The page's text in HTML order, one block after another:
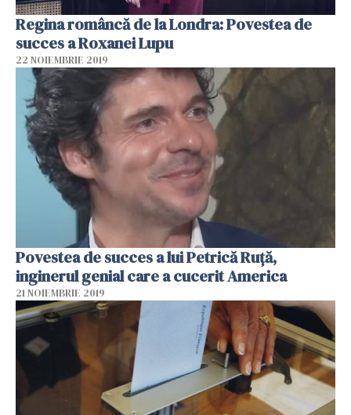
Regina româncă de la Londra: Povestea de
succes a Roxanei Lupu
22 NOIEMBRIE 2019
Povestea de succes a lui Petrică Ruţă,
inginerul genial care a cucerit America
21 NOIEMBRIE 2019